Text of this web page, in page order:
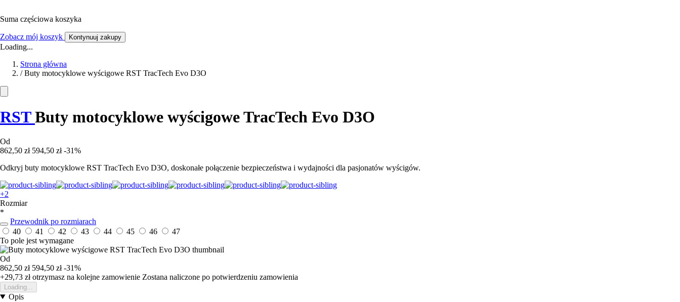
Suma częściowa koszyka
Zobacz mój koszyk Kontynuuj zakupy
Loading...
Strona główna
/ Buty motocyklowe wyścigowe RST TracTech Evo D3O
RSTButy motocyklowe wyścigowe TracTech Evo D3O
Od
862,50 zł 594,50 zł -31%
Odkryj buty motocyklowe RST TracTech Evo D3O, doskonałe połączenie bezpieczeństwa i wydajności dla pasjonatów wyścigów.
+2
Rozmiar
*
Przewodnik po rozmiarach
40
41 42 43 44 45 46
47
To pole jest wymagane
Od
862,50 zł 594,50 zł -31%
+29,73 złotrzymasz na kolejne zamowienie Zostana naliczone po potwierdzeniu zamowienia
Loading...
Opis